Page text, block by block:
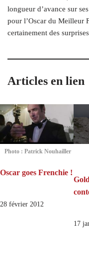
longueur d’avance sur
pour l’Oscar du Meilleur
certainement des
Articles en lien
Photo : Patrick Nouhailler
Oscar goes Frenchie !
28 février 2012
17